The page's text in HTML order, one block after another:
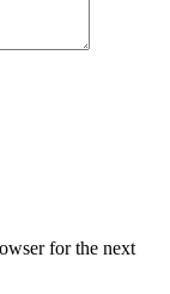
for the next